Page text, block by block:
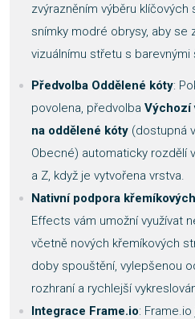
zvýrazněním výběru klíčových
snímky modré obrysy, aby se
vizuálnímu střetu s
Předvolba Oddělené kóty:
povolena, předvolba Výchozí
na oddělené kóty (dostupná
Obecné) automaticky rozdělí
a Z, když je vytvořena vrstva.
Nativní podpora
Effects vám umožní využívat
včetně nových křemíkových
doby spouštění, vylepšenou
rozhraní a rychlejší
Integrace Frame.io: